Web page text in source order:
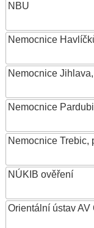
NBU
Nemocnice
Nemocnice
Nemocnice
Nemocnice Trebic,
NÚKIB ověření
Orientální ústav AV